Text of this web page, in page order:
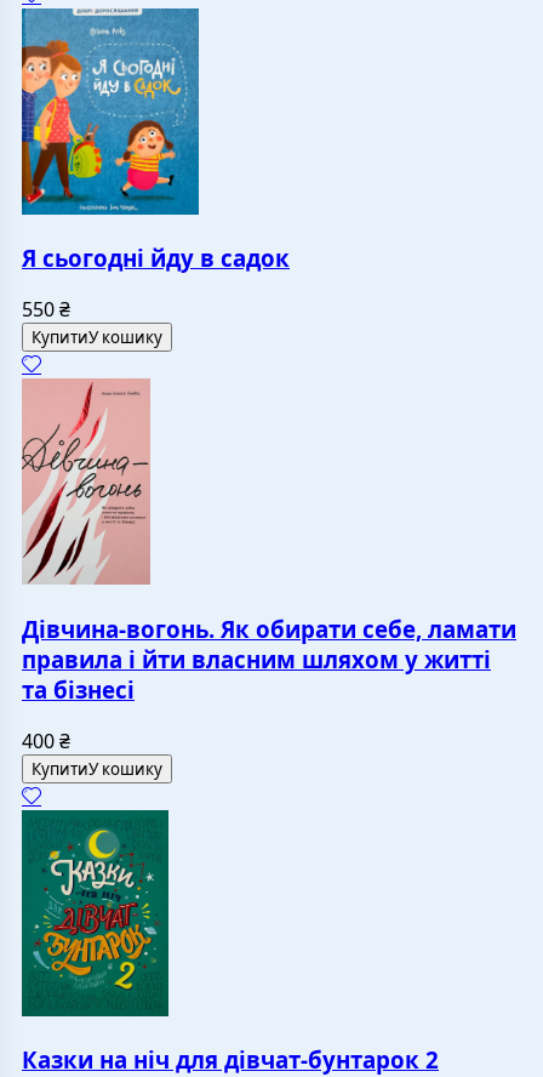
Я сьогодні йду в садок
550₴
КупитиУ кошику
Дівчина-вогонь. Як обирати себе, ламати
правила і йти власним шляхом у житті
та бізнесі
400₴
КупитиУ кошику
Казки на ніч для дівчат-бунтарок 2